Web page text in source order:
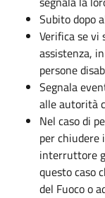
Subito dopo
Verifica se vi
assistenza,
persone
Segnala
alle autorità
Nel caso di
per chiudere
interruttore
questo caso
del Fuoco o